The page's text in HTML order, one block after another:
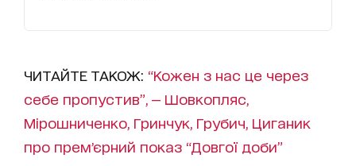
ЧИТАЙТЕ ТАКОЖ: “Кожен з нас це через
себе пропустив”, — Шовкопляс,
Мірошниченко, Гринчук, Грубич, Циганик
про премʼєрний показ “Довгої доби”